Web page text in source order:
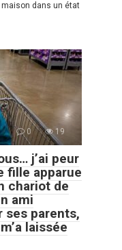
dans un état
0 19
j’ai peur
fille apparue
chariot de
ami
ses parents,
laissée